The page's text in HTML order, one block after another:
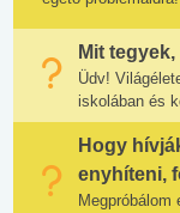
Mit
Üdv!
iskolában és
Hogy
enyhíteni,